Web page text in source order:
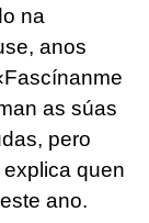
na
anos
as súas
pero
quen
ano.